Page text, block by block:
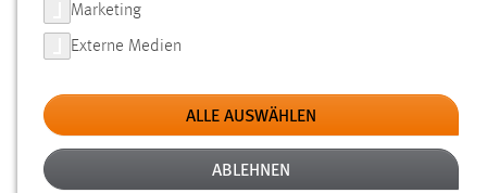
FILTER
Typ
Erstellungsdatum
Marketing
Externe Medien
ALLE AUSWÄHLEN
ABLEHNEN